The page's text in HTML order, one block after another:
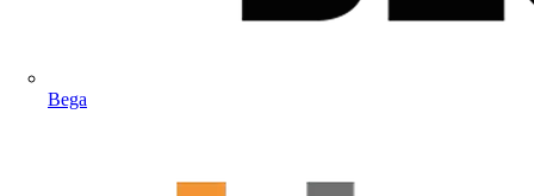
Bega